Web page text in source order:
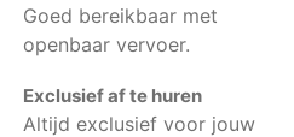
Goed bereikbaar met
openbaar vervoer.
Exclusief af te huren
Altijd exclusief voor jouw